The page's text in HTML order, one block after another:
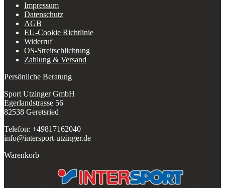
Impressum
Datenschutz
AGB
EU-Cookie Richtlinie
Widerruf
OS-Streitschlichtung
Zahlung & Versand
Persönliche Beratung
Sport Utzinger GmbH
Egerlandstrasse 56
82538 Geretsried
Telefon: +49817162040
info@intersport-utzinger.de
Warenkorb